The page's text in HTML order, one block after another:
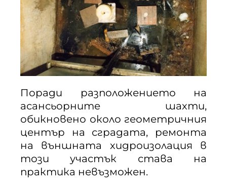
Поради разположението на
асансьорните шахти,
обикновено около геометричния
център на сградата, ремонта
на външната хидроизолация в
този участък става на
практика невъзможен.